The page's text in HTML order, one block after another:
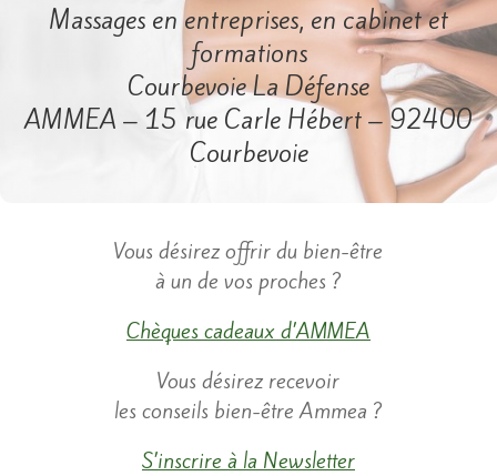
Massages en entreprises, en cabinet et
formations
Courbevoie La Défense
AMMEA – 15 rue Carle Hébert – 92400
Courbevoie
​Vous désirez offrir du bien-être
à un de vos proches ?
Chèques cadeaux d’AMMEA
​Vous désirez recevoir
les conseils bien-être Ammea ?
S’inscrire à la Newsletter